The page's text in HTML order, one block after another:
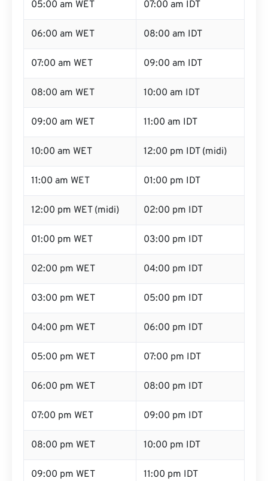
05:00 am WET 07:00 am IDT
06:00 am WET 08:00 am IDT
07:00 am WET 09:00 am IDT
08:00 am WET 10:00 am IDT
09:00 am WET 11:00 am IDT
10:00 am WET 12:00 pm IDT (midi)
11:00 am WET 01:00 pm IDT
12:00 pm WET (midi) 02:00 pm IDT
01:00 pm WET 03:00 pm IDT
02:00 pm WET 04:00 pm IDT
03:00 pm WET 05:00 pm IDT
04:00 pm WET 06:00 pm IDT
05:00 pm WET 07:00 pm IDT
06:00 pm WET 08:00 pm IDT
07:00 pm WET 09:00 pm IDT
08:00 pm WET 10:00 pm IDT
09:00 pm WET 11:00 pm IDT